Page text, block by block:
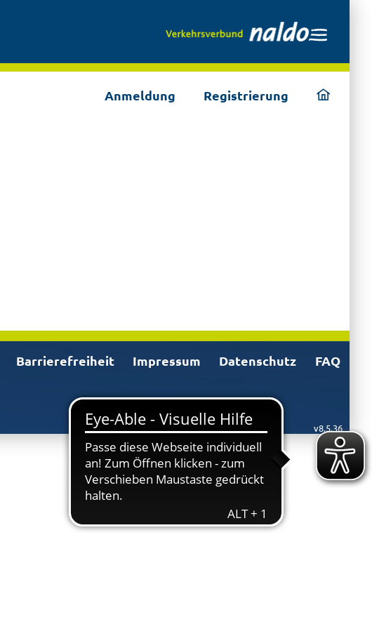
Anmeldung Registrierung
ding
Barrierefreiheit Impressum Datenschutz FAQ
v8.5.36